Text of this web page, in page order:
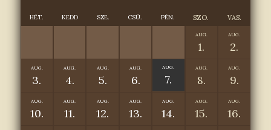
HÉT. KEDD SZE. CSÜ. PÉN. SZO. VAS.
AUG.
1.
AUG.
2.
AUG.
3.
AUG.
4.
AUG.
5.
AUG.
6.
AUG.
7.
AUG.
8.
AUG.
9.
AUG.
10.
AUG.
11.
AUG.
12.
AUG.
13.
AUG.
14.
AUG.
15.
AUG.
16.